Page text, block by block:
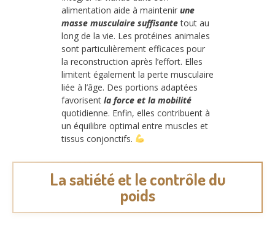
alimentation aide à maintenir une
masse musculaire suffisantetout au
long de la vie. Les protéines animales
sont particulièrement efficaces pour
la reconstruction après l’effort. Elles
limitent également la perte musculaire
liée à l’âge. Des portions adaptées
favorisent la force et la mobilité
quotidienne. Enfin, elles contribuent à
un équilibre optimal entre muscles et
tissus conjonctifs.
La satiété et le contrôle du
poids